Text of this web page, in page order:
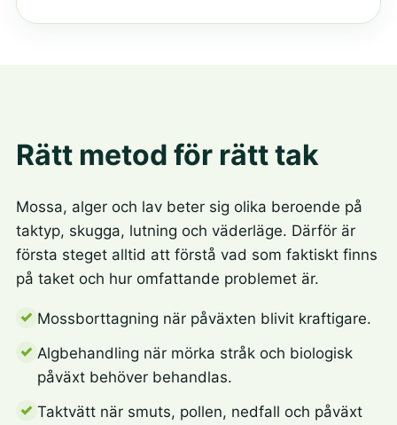
Rätt metod för rätt tak
Mossa, alger och lav beter sig olika beroende på
taktyp, skugga, lutning och väderläge. Därför är
första steget alltid att förstå vad som faktiskt finns
på taket och hur omfattande problemet är.
Mossborttagning när påväxten blivit kraftigare.
Algbehandling när mörka stråk och biologisk
påväxt behöver behandlas.
Taktvätt när smuts, pollen, nedfall och påväxt